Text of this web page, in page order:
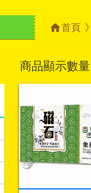
首頁
商品顯示數量